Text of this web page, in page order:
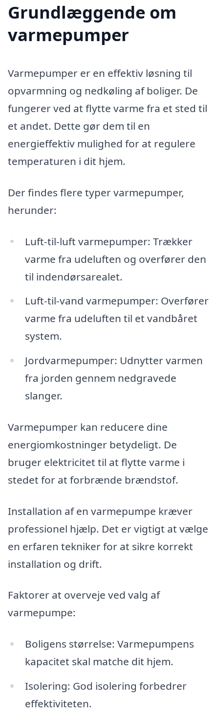
Grundlæggende om
varmepumper
Varmepumper er en effektiv løsning til
opvarmning og nedkøling af boliger. De
fungerer ved at flytte varme fra et sted til
et andet. Dette gør dem til en
energieffektiv mulighed for at regulere
temperaturen i dit hjem.
Der findes flere typer varmepumper,
herunder:
Luft-til-luft varmepumper: Trækker
varme fra udeluften og overfører den
til indendørsarealet.
Luft-til-vand varmepumper: Overfører
varme fra udeluften til et vandbåret
system.
Jordvarmepumper: Udnytter varmen
fra jorden gennem nedgravede
slanger.
Varmepumper kan reducere dine
energiomkostninger betydeligt. De
bruger elektricitet til at flytte varme i
stedet for at forbrænde brændstof.
Installation af en varmepumpe kræver
professionel hjælp. Det er vigtigt at vælge
en erfaren tekniker for at sikre korrekt
installation og drift.
Faktorer at overveje ved valg af
varmepumpe:
Boligens størrelse: Varmepumpens
kapacitet skal matche dit hjem.
Isolering: God isolering forbedrer
effektiviteten.